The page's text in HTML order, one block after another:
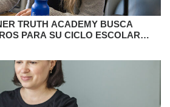
TRUTH ACADEMY BUSCA
PARA SU CICLO ESCOLAR